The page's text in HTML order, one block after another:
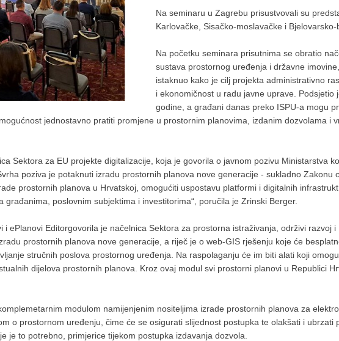
Na seminaru u Zagrebu prisustvovali su
Karlovačke, Sisačko-moslavačke i
Na početku seminara prisutnima se obratio
sustava prostornog uređenja i državne
istaknuo kako je cilj projekta administrativno
i ekonomičnost u radu javne uprave. Podsjetio
godine, a građani danas preko ISPU-a mogu
jednostavno pratiti promjene u prostornim planovima, izdanim dozvolama i
Sektora za EU projekte digitalizacije, koja je govorila o javnom pozivu Ministarstva
poziva je potaknuti izradu prostornih planova nove generacije - sukladno Zakonu
prostornih planova u Hrvatskoj, omogućiti uspostavu platformi i digitalnih
poslovnim subjektima i investitorima“, poručila je Zrinski Berger.
ePlanovi Editorgovorila je načelnica Sektora za prostorna istraživanja, održivi razvoj
prostornih planova nove generacije, a riječ je o web-GIS rješenju koje će
stručnih poslova prostornog uređenja. Na raspolaganju će im biti alati koji
dijelova prostornih planova. Kroz ovaj modul svi prostorni planovi u Republici
modulom namijenjenim nositeljima izrade prostornih planova za
o prostornom uređenju, čime će se osigurati slijednost postupka te olakšati i ubrzati
je to potrebno, primjerice tijekom postupka izdavanja dozvola.